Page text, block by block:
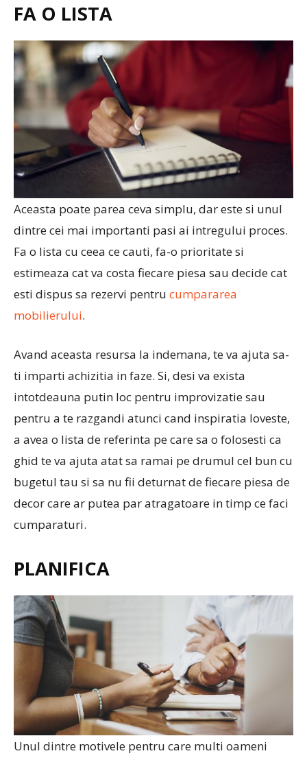
FA O LISTA
Aceasta poate parea ceva simplu, dar este si unul
dintre cei mai importanti pasi ai intregului proces.
Fa o lista cu ceea ce cauti, fa-o prioritate si
estimeaza cat va costa fiecare piesa sau decide cat
esti dispus sa rezervi pentru cumpararea
mobilierului.
Avand aceasta resursa la indemana, te va ajuta sa-
ti imparti achizitia in faze. Si, desi va exista
intotdeauna putin loc pentru improvizatie sau
pentru a te razgandi atunci cand inspiratia loveste,
a avea o lista de referinta pe care sa o folosesti ca
ghid te va ajuta atat sa ramai pe drumul cel bun cu
bugetul tau si sa nu fii deturnat de fiecare piesa de
decor care ar putea par atragatoare in timp ce faci
cumparaturi.
PLANIFICA
Unul dintre motivele pentru care multi oameni